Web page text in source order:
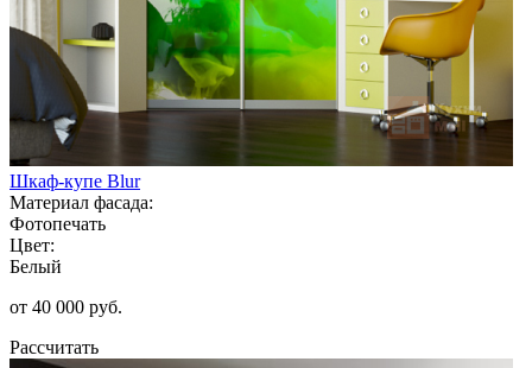
Шкаф-купе Blur
Материал фасада:
Фотопечать
Цвет:
Белый
от 40 000 руб.
Рассчитать